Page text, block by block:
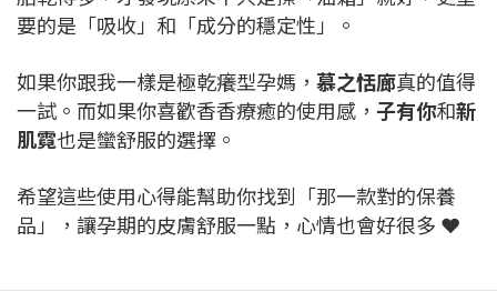
要的是「吸收」和「成分的穩定性」。
如果你跟我一樣是極乾癢型孕媽， 慕之恬廊真的值得
一試。而如果你喜歡香香療癒的使用感， 子有你和新
肌霓也是蠻舒服的選擇。
希望這些使用心得能幫助你找到「那一款對的保養
品」，讓孕期的皮膚舒服一點，心情也會好很多 ❤️